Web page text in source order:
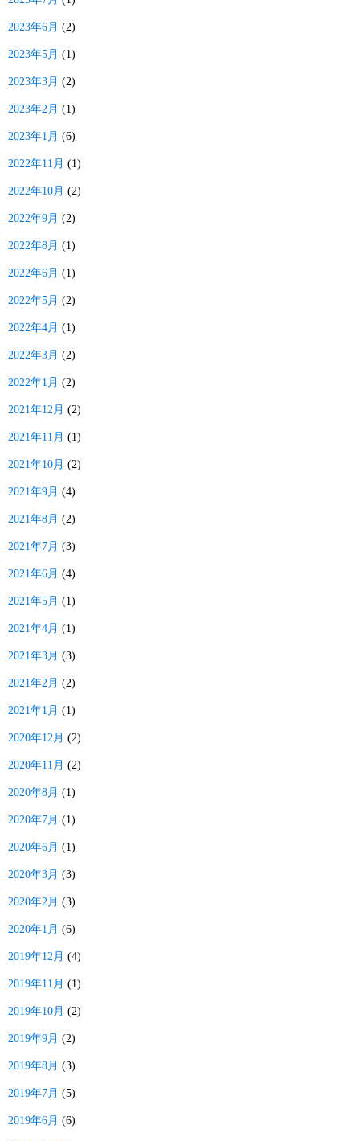
2023年6月 (2)
2023年5月 (1)
2023年3月 (2)
2023年2月 (1)
2023年1月 (6)
2022年11月 (1)
2022年10月 (2)
2022年9月 (2)
2022年8月 (1)
2022年6月 (1)
2022年5月 (2)
2022年4月 (1)
2022年3月 (2)
2022年1月 (2)
2021年12月 (2)
2021年11月 (1)
2021年10月 (2)
2021年9月 (4)
2021年8月 (2)
2021年7月 (3)
2021年6月 (4)
2021年5月 (1)
2021年4月 (1)
2021年3月 (3)
2021年2月 (2)
2021年1月 (1)
2020年12月 (2)
2020年11月 (2)
2020年8月 (1)
2020年7月 (1)
2020年6月 (1)
2020年3月 (3)
2020年2月 (3)
2020年1月 (6)
2019年12月 (4)
2019年11月 (1)
2019年10月 (2)
2019年9月 (2)
2019年8月 (3)
2019年7月 (5)
2019年6月 (6)